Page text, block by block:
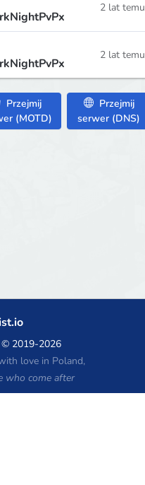
2 lat temu
2 lat temu
Przejmij
(MOTD)
Przejmij
serwer (DNS)
© 2019-2026
love in Poland,
who come after